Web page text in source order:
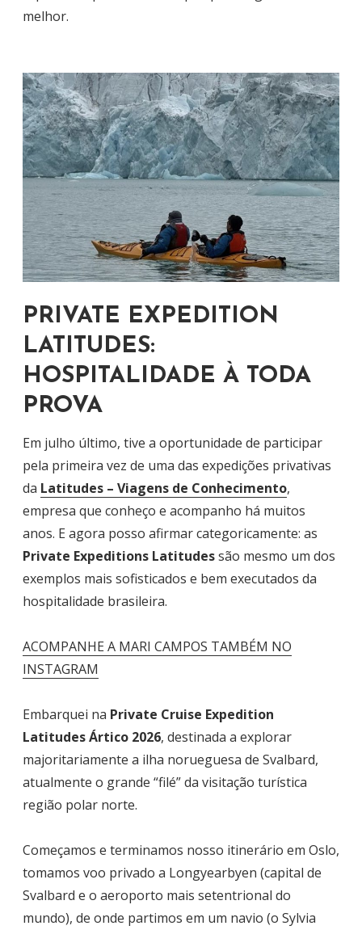
melhor.
PRIVATE EXPEDITION
LATITUDES:
HOSPITALIDADE À TODA
PROVA
Em julho último, tive a oportunidade de participar
pela primeira vez de uma das expedições privativas
da Latitudes – Viagens de Conhecimento,
empresa que conheço e acompanho há muitos
anos. E agora posso afirmar categoricamente: as
Private Expeditions Latitudessão mesmo um dos
exemplos mais sofisticados e bem executados da
hospitalidade brasileira.
ACOMPANHE A MARI CAMPOS TAMBÉM NO
INSTAGRAM
Embarquei na Private Cruise Expedition
Latitudes Ártico 2026, destinada a explorar
majoritariamente a ilha norueguesa de Svalbard,
atualmente o grande “filé” da visitação turística
região polar norte.
Começamos e terminamos nosso itinerário em Oslo,
tomamos voo privado a Longyearbyen (capital de
Svalbard e o aeroporto mais setentrional do
mundo), de onde partimos em um navio (o Sylvia